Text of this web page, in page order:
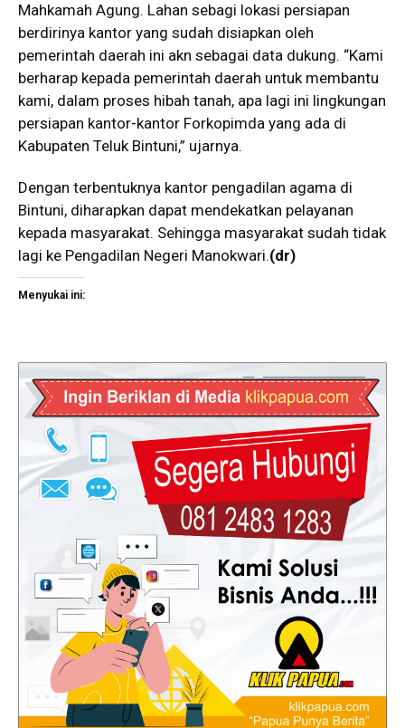
Mahkamah Agung. Lahan sebagi lokasi persiapan
berdirinya kantor yang sudah disiapkan oleh
pemerintah daerah ini akn sebagai data dukung. “Kami
berharap kepada pemerintah daerah untuk membantu
kami, dalam proses hibah tanah, apa lagi ini lingkungan
persiapan kantor-kantor Forkopimda yang ada di
Kabupaten Teluk Bintuni,” ujarnya.
Dengan terbentuknya kantor pengadilan agama di
Bintuni, diharapkan dapat mendekatkan pelayanan
kepada masyarakat. Sehingga masyarakat sudah tidak
lagi ke Pengadilan Negeri Manokwari.(dr)
Menyukai ini: